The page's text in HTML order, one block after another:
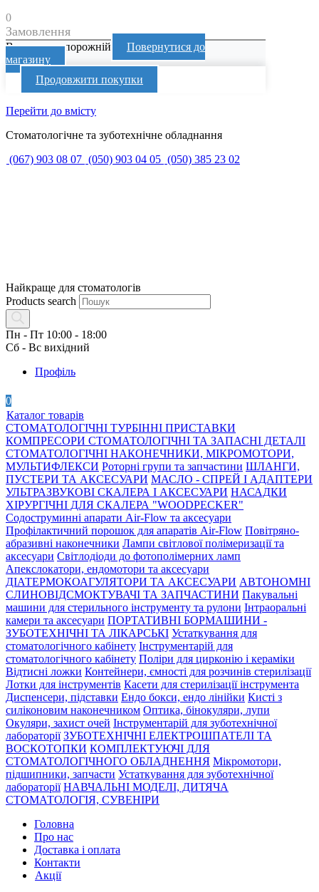
0
Замовлення
Ваш кошик порожній
Повернутися до
магазину
Продовжити покупки
Перейти до вмісту
Стоматологічне та зуботехнічне обладнання
(067) 903 08 07 (050) 903 04 05 (050) 385 23 02
Найкраще для стоматологів
Products search
Пн - Пт 10:00 - 18:00
Сб - Вс вихідний
Профіль
0
Каталог товарів
СТОМАТОЛОГІЧНІ ТУРБІННІ ПРИСТАВКИ
КОМПРЕСОРИ СТОМАТОЛОГІЧНІ ТА ЗАПАСНІ ДЕТАЛІ
СТОМАТОЛОГІЧНІ НАКОНЕЧНИКИ, МІКРОМОТОРИ,
МУЛЬТИФЛЕКСИ Роторні групи та запчастини ШЛАНГИ,
ПУСТЕРИ ТА АКСЕСУАРИ МАСЛО - СПРЕЙ І АДАПТЕРИ
УЛЬТРАЗВУКОВІ СКАЛЕРА І АКСЕСУАРИ НАСАДКИ
ХІРУРГІЧНІ ДЛЯ СКАЛЕРА "WOODPECKER"
Содоструминні апарати Air-Flow та аксесуари
Профілактичний порошок для апаратів Air-Flow Повітряно-
абразивні наконечники Лампи світлової полімеризації та
аксесуари Світлодіоди до фотополімерних ламп
Апекслокатори, ендомотори та аксесуари
ДІАТЕРМОКОАГУЛЯТОРИ ТА АКСЕСУАРИ АВТОНОМНІ
СЛИНОВІДСМОКТУВАЧІ ТА ЗАПЧАСТИНИ Пакувальні
машини для стерильного інструменту та рулони Інтраоральні
камери та аксесуари ПОРТАТИВНІ БОРМАШИНИ -
ЗУБОТЕХНІЧНІ ТА ЛІКАРСЬКІ Устаткування для
стоматологічного кабінету Інструментарій для
стоматологічного кабінету Поліри для цирконію і кераміки
Відтисні ложки Контейнери, ємності для розчинів стерилізації
Лотки для інструментів Касети для стерилізації інструмента
Диспенсери, підставки Ендо бокси, ендо лінійки Кисті з
силіконовим наконечником Оптика, бінокуляри, лупи
Окуляри, захист очей Інструментарій для зуботехнічної
лабораторії ЗУБОТЕХНІЧНІ ЕЛЕКТРОШПАТЕЛІ ТА
ВОСКОТОПКИ КОМПЛЕКТУЮЧІ ДЛЯ
СТОМАТОЛОГІЧНОГО ОБЛАДНЕННЯ Мікромотори,
підшипники, запчасти Устаткування для зуботехнічної
лабораторії НАВЧАЛЬНІ МОДЕЛІ, ДИТЯЧА
СТОМАТОЛОГІЯ, СУВЕНІРИ
Головна
Про нас
Доставка і оплата
Контакти
Акції